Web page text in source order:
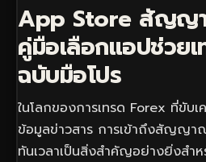
App Store สัญญ
คู่มือเลือกแอปช่วยเ
ฉบับมือโปร
ในโลกของการเทรด Forex ที่ขับเ
ข้อมูลข่าวสาร การเข้าถึงสัญญา
ทันเวลาเป็นสิ่งสำคัญอย่างยิ่งสำห